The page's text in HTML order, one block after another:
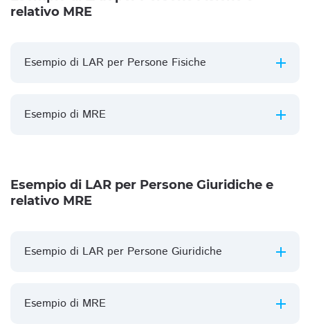
relativo MRE
Esempio di LAR per Persone Fisiche
Esempio di MRE
Esempio di LAR per Persone Giuridiche e
relativo MRE
Esempio di LAR per Persone Giuridiche
Esempio di MRE